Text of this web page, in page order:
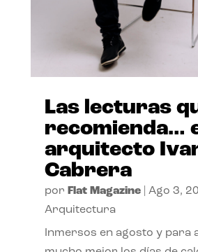
Las lecturas
recomienda…
arquitecto
Cabrera
por Flat Magazine| Ago 3,
Arquitectura
Inmersos en agosto y para